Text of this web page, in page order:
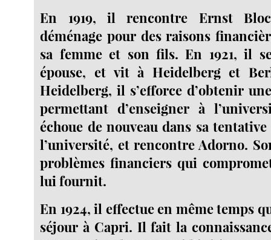
En 1919, il rencontre Ernst
déménage pour des raisons
sa femme et son fils. En 1921, il
épouse, et vit à Heidelberg et
Heidelberg, il s’efforce d’obtenir
permettant d’enseigner à
échoue de nouveau dans sa
l’université, et rencontre Adorno.
problèmes financiers qui
lui fournit.
En 1924, il effectue en même temps
séjour à Capri. Il fait la